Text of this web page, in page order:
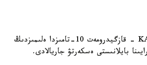
استانا. KAZINFORM - قازگيدرومەت 10-تامىزدا ەلىمىزدىڭ
بايلانىستى ەسكەرتۋ جاريالادى.